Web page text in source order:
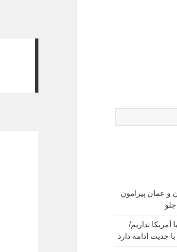
و عمان پیرامون
آمریکا نداریم/
جدیت ادامه دارد